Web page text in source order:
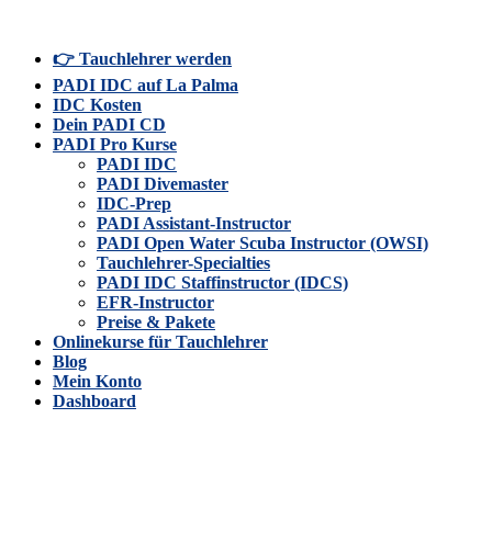
👉 Tauchlehrer werden
PADI IDC auf La Palma
IDC Kosten
Dein PADI CD
PADI Pro Kurse
PADI IDC
PADI Divemaster
IDC-Prep
PADI Assistant-Instructor
PADI Open Water Scuba Instructor (OWSI)
Tauchlehrer-Specialties
PADI IDC Staffinstructor (IDCS)
EFR-Instructor
Preise & Pakete
Onlinekurse für Tauchlehrer
Blog
Mein Konto
Dashboard